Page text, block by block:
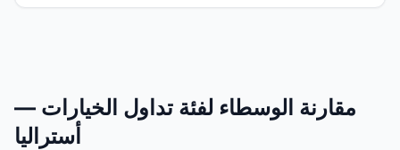
مقارنة الوسطاء لفئة تداول الخيارات —
أستراليا